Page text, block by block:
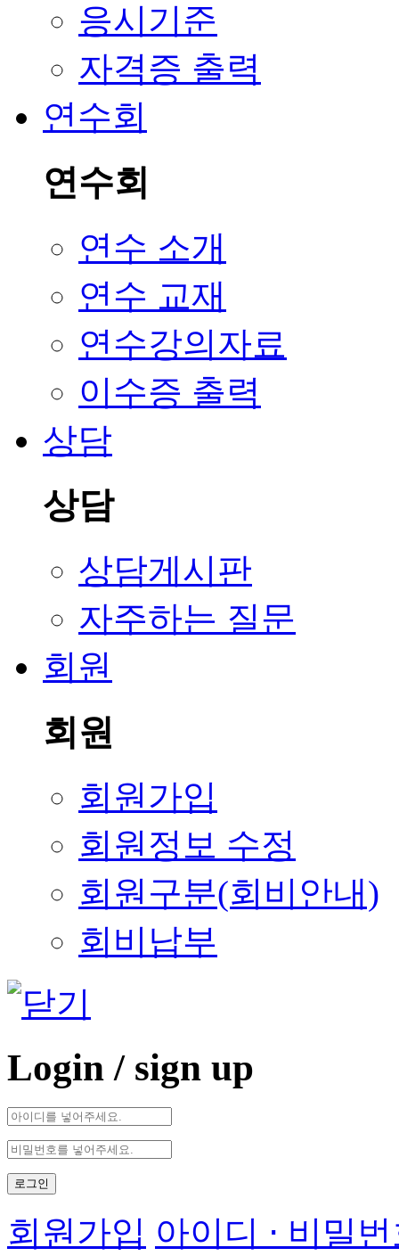
응시기준
자격증 출력
연수회
연수회
연수 소개
연수 교재
연수강의자료
이수증 출력
상담
상담
상담게시판
자주하는 질문
회원
회원
회원가입
회원정보 수정
회원구분(회비안내)
회비납부
Login / sign up
로그인
회원가입 아이디 ⋅ 비밀